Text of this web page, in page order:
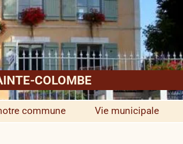
commune Vie municipale
COLOMBE